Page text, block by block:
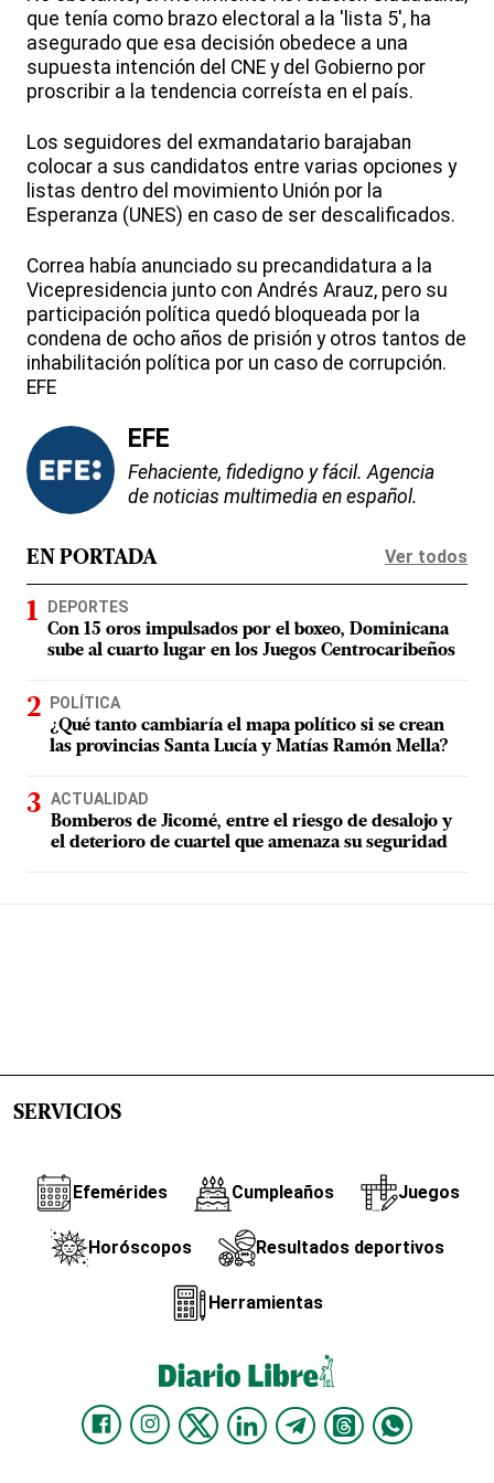
que tenía como brazo electoral a la 'lista 5', ha
asegurado que esa decisión obedece a una
supuesta intención del CNE y del Gobierno por
proscribir a la tendencia correísta en el país.
Los seguidores del exmandatario barajaban
colocar a sus candidatos entre varias opciones y
listas dentro del movimiento Unión por la
Esperanza (UNES) en caso de ser descalificados.
Correa había anunciado su precandidatura a la
Vicepresidencia junto con Andrés Arauz, pero su
participación política quedó bloqueada por la
condena de ocho años de prisión y otros tantos de
inhabilitación política por un caso de corrupción.
EFE
EFE
Fehaciente, fidedigno y fácil. Agencia
de noticias multimedia en español.
EN PORTADA Ver todos
DEPORTES
Con 15 oros impulsados por el boxeo, Dominicana
sube al cuarto lugar en los Juegos Centrocaribeños
POLÍTICA
¿Qué tanto cambiaría el mapa político si se crean
las provincias Santa Lucía y Matías Ramón Mella?
ACTUALIDAD
Bomberos de Jicomé, entre el riesgo de desalojo y
el deterioro de cuartel que amenaza su seguridad
SERVICIOS
Efemérides Cumpleaños Juegos
Horóscopos Resultados deportivos
Herramientas